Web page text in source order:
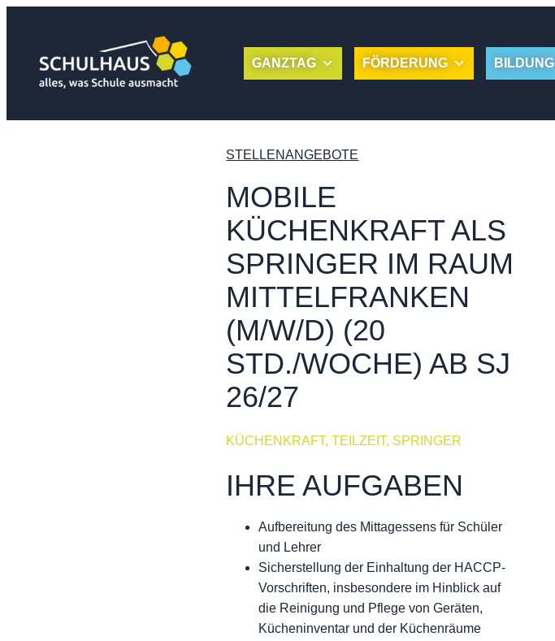
GANZTAG FÖRDERUNG BILDUNG
STELLENANGEBOTE
MOBILE
KÜCHENKRAFT ALS
SPRINGER IM RAUM
MITTELFRANKEN
(M/W/D) (20
STD./WOCHE) AB SJ
26/27
KÜCHENKRAFT, TEILZEIT, SPRINGER
IHRE AUFGABEN
Aufbereitung des Mittagessens für Schüler
und Lehrer
Sicherstellung der Einhaltung der HACCP-
Vorschriften, insbesondere im Hinblick auf
die Reinigung und Pflege von Geräten,
Kücheninventar und der Küchenräume